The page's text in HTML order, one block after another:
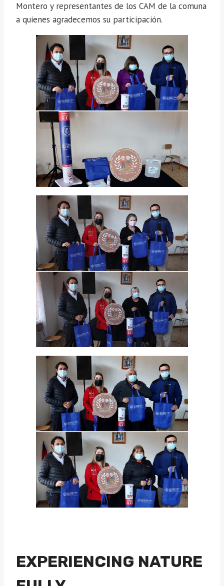
Montero y representantes de los CAM de la comuna
a quienes agradecemos su participación.
EXPERIENCING NATURE